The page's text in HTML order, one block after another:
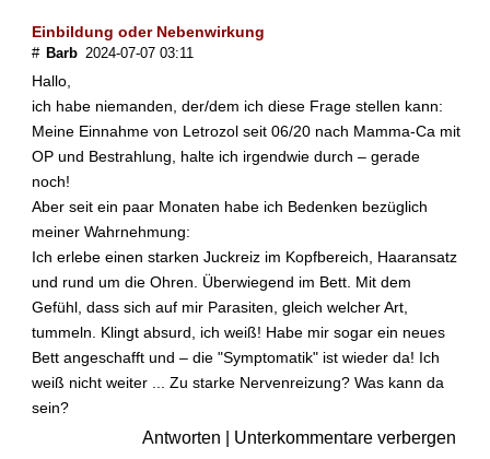
Einbildung oder Nebenwirkung
# Barb 2024-07-07 03:11
Hallo,
ich habe niemanden, der/dem ich diese Frage stellen kann:
Meine Einnahme von Letrozol seit 06/20 nach Mamma-Ca mit
OP und Bestrahlung, halte ich irgendwie durch – gerade
noch!
Aber seit ein paar Monaten habe ich Bedenken bezüglich
meiner Wahrnehmung:
Ich erlebe einen starken Juckreiz im Kopfbereich, Haaransatz
und rund um die Ohren. Überwiegend im Bett. Mit dem
Gefühl, dass sich auf mir Parasiten, gleich welcher Art,
tummeln. Klingt absurd, ich weiß! Habe mir sogar ein neues
Bett angeschafft und – die "Symptomatik" ist wieder da! Ich
weiß nicht weiter ... Zu starke Nervenreizung? Was kann da
sein?
Antworten Unterkommentare verbergen
n
ä
u
n
g
n
e
i
l
p
f